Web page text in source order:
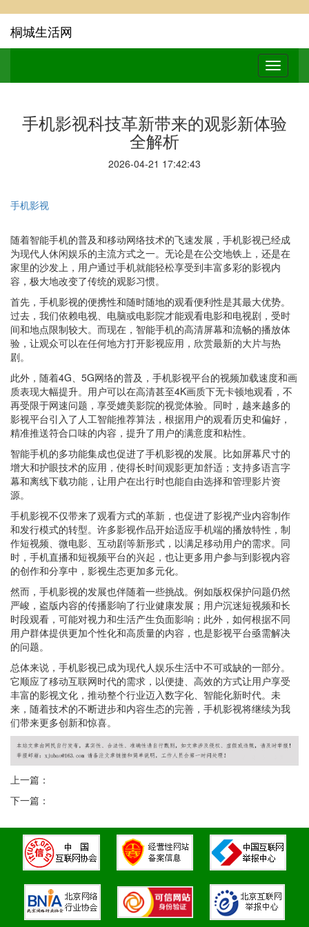
桐城生活网
手机影视科技革新带来的观影新体验
全解析
2026-04-21 17:42:43
手机影视
随着智能手机的普及和移动网络技术的飞速发展，手机影视已经成
为现代人休闲娱乐的主流方式之一。无论是在公交地铁上，还是在
家里的沙发上，用户通过手机就能轻松享受到丰富多彩的影视内
容，极大地改变了传统的观影习惯。
首先，手机影视的便携性和随时随地的观看便利性是其最大优势。
过去，我们依赖电视、电脑或电影院才能观看电影和电视剧，受时
间和地点限制较大。而现在，智能手机的高清屏幕和流畅的播放体
验，让观众可以在任何地方打开影视应用，欣赏最新的大片与热
剧。
此外，随着4G、5G网络的普及，手机影视平台的视频加载速度和画
质表现大幅提升。用户可以在高清甚至4K画质下无卡顿地观看，不
再受限于网速问题，享受媲美影院的视觉体验。同时，越来越多的
影视平台引入了人工智能推荐算法，根据用户的观看历史和偏好，
精准推送符合口味的内容，提升了用户的满意度和粘性。
智能手机的多功能集成也促进了手机影视的发展。比如屏幕尺寸的
增大和护眼技术的应用，使得长时间观影更加舒适；支持多语言字
幕和离线下载功能，让用户在出行时也能自由选择和管理影片资
源。
手机影视不仅带来了观看方式的革新，也促进了影视产业内容制作
和发行模式的转型。许多影视作品开始适应手机端的播放特性，制
作短视频、微电影、互动剧等新形式，以满足移动用户的需求。同
时，手机直播和短视频平台的兴起，也让更多用户参与到影视内容
的创作和分享中，影视生态更加多元化。
然而，手机影视的发展也伴随着一些挑战。例如版权保护问题仍然
严峻，盗版内容的传播影响了行业健康发展；用户沉迷短视频和长
时段观看，可能对视力和生活产生负面影响；此外，如何根据不同
用户群体提供更加个性化和高质量的内容，也是影视平台亟需解决
的问题。
总体来说，手机影视已成为现代人娱乐生活中不可或缺的一部分。
它顺应了移动互联网时代的需求，以便捷、高效的方式让用户享受
丰富的影视文化，推动整个行业迈入数字化、智能化新时代。未
来，随着技术的不断进步和内容生态的完善，手机影视将继续为我
们带来更多创新和惊喜。
上一篇：
下一篇：